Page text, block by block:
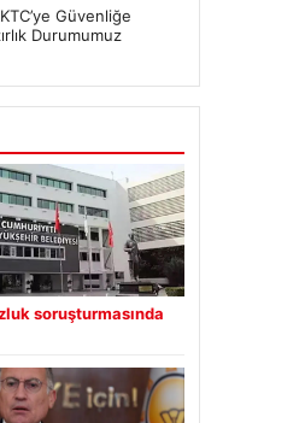
Güvenliğe
Durumumuz
soruşturmasında